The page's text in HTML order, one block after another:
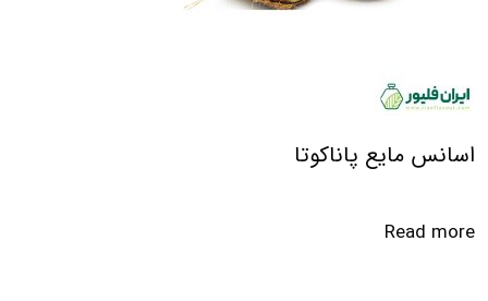
اسانس مایع پاناکوتا
Read more